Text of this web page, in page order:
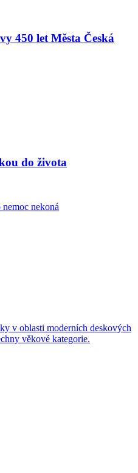
450 let Města Česká
do života
nekoná
v oblasti moderních deskových
věkové kategorie.